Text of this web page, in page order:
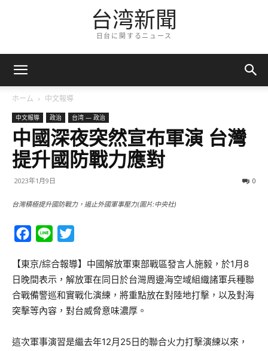
台湾新聞
日台に関するニュース
ホーム 中文報導
中文報導 政治 台湾 — 政治
中國深夜突然宣布軍演 台灣
提升國防戰力應對
2023年1月9日 0
台灣積極提升國防戰力，遏止外國軍事壓力(圖片:中央社)
Facebook
Line
【東京/綜合報導】中國解放軍東部戰區發言人施毅，於1月8
日晚間表示，解放軍在同日於台灣周邊海空域組織諸軍兵種聯
合戰備警巡和實戰化演練，將重點放在對陸地打擊，以及對海
突擊等內容，對台威脅意味濃厚。
這次軍事演習是繼去年12月25日的聯合火力打擊演練以來，